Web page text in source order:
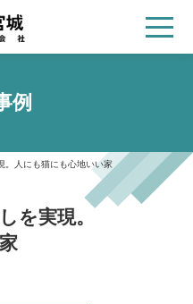
例
。人にも猫にも心地いい家
を実現。